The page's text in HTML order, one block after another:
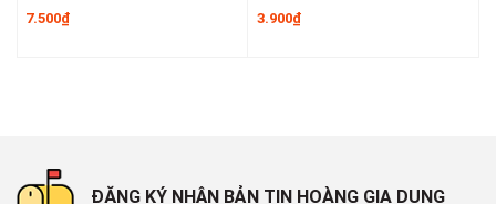
7.500₫ 3.900₫
ĐĂNG KÝ NHẬN BẢN TIN HOÀNG GIA DỤNG